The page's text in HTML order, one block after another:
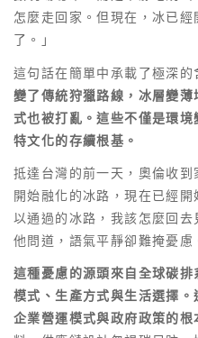
怎麼走回家。但現在，冰已
了。」
這句話在簡單中承載了極深的
變了傳統狩獵路線，冰層變
式也被打亂。這些不僅是環
特文化的存續根基。
抵達台灣的前一天，奧倫收
開始融化的冰路，現在已經
以通過的冰路，我該怎麼回去
他問道，語氣平靜卻難掩憂慮
這種憂慮的源頭來自全球碳
模式、生產方式與生活選擇
企業營運模式與政府政策的根